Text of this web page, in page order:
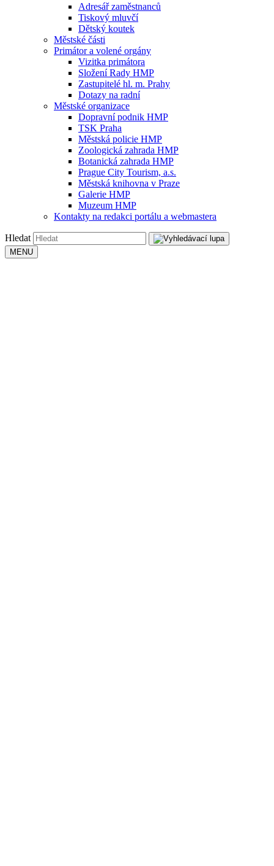
Adresář zaměstnanců
Tiskový mluvčí
Dětský koutek
Městské části
Primátor a volené orgány
Vizitka primátora
Složení Rady HMP
Zastupitelé hl. m. Prahy
Dotazy na radní
Městské organizace
Dopravní podnik HMP
TSK Praha
Městská policie HMP
Zoologická zahrada HMP
Botanická zahrada HMP
Prague City Tourism, a.s.
Městská knihovna v Praze
Galerie HMP
Muzeum HMP
Kontakty na redakci portálu a webmastera
Hledat
MENU